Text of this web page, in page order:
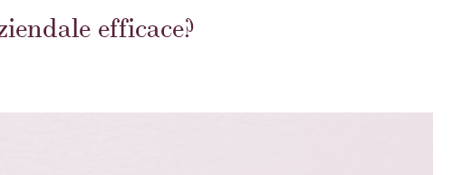
efficace?